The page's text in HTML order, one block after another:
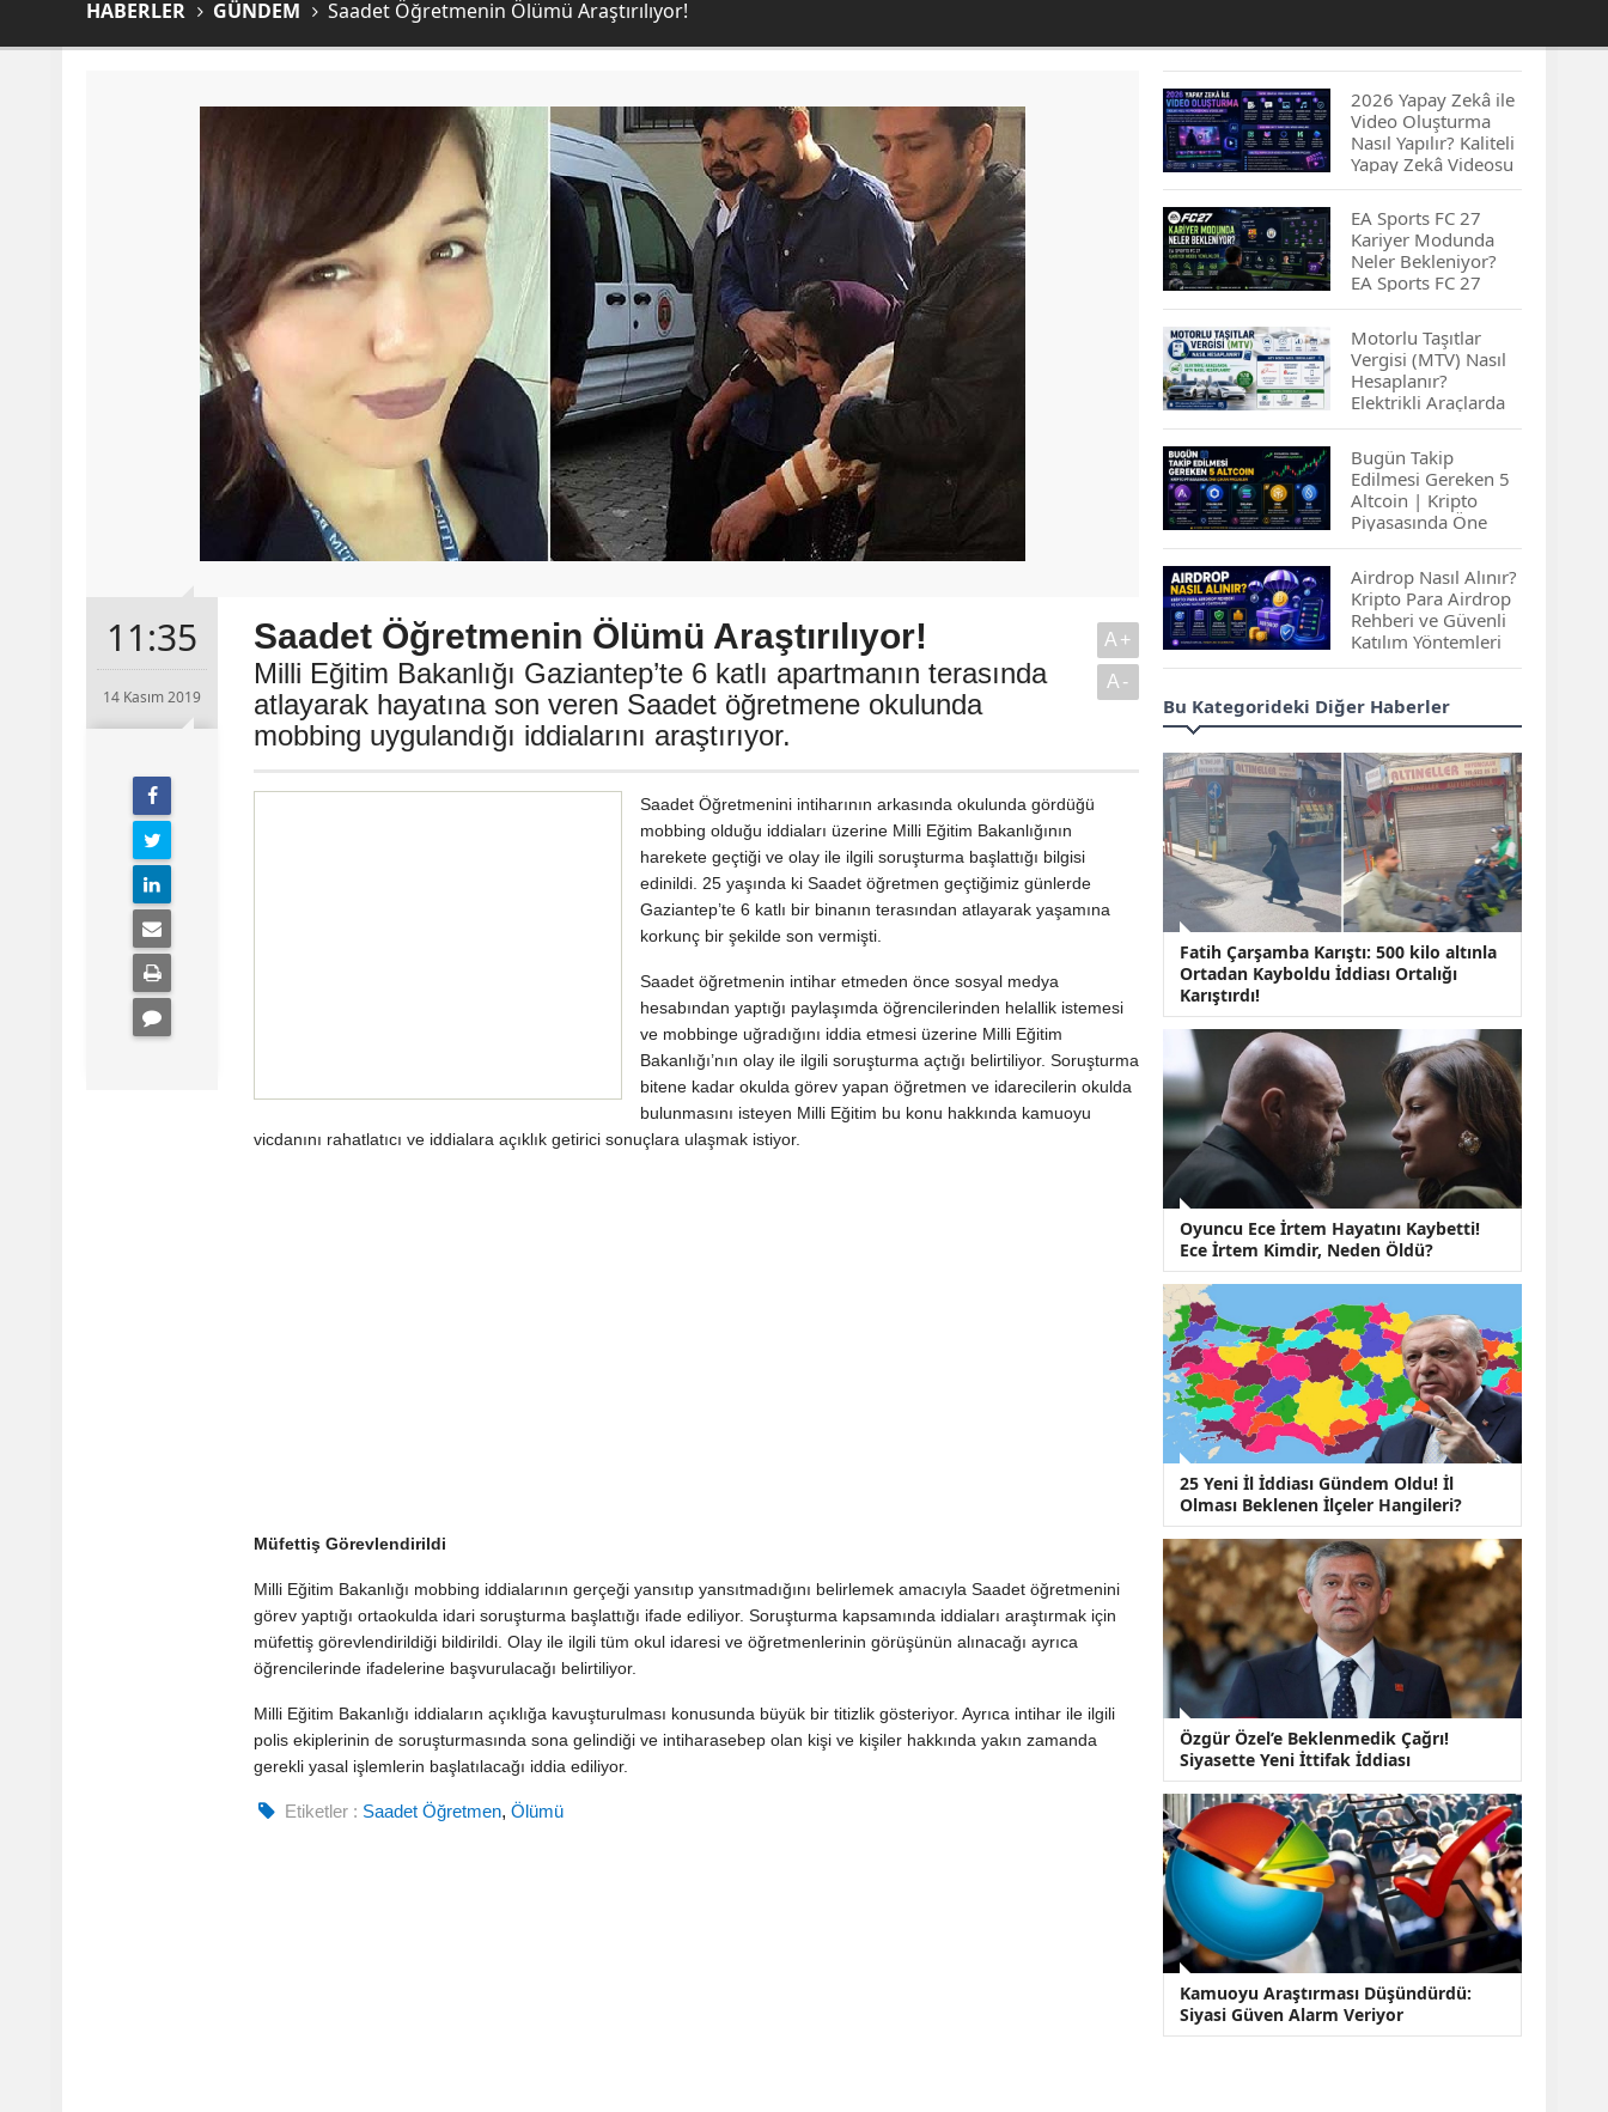
HABERLER GÜNDEM Saadet Öğretmenin Ölümü Araştırılıyor!
11:35
14 Kasım 2019
Saadet Öğretmenin Ölümü Araştırılıyor!
Milli Eğitim Bakanlığı Gaziantep’te 6 katlı apartmanın terasında
atlayarak hayatına son veren Saadet öğretmene okulunda
mobbing uygulandığı iddialarını araştırıyor.
A+
A-
Saadet Öğretmenini intiharının arkasında okulunda gördüğü
mobbing olduğu iddiaları üzerine Milli Eğitim Bakanlığının
harekete geçtiği ve olay ile ilgili soruşturma başlattığı bilgisi
edinildi. 25 yaşında ki Saadet öğretmen geçtiğimiz günlerde
Gaziantep’te 6 katlı bir binanın terasından atlayarak yaşamına
korkunç bir şekilde son vermişti.
Saadet öğretmenin intihar etmeden önce sosyal medya
hesabından yaptığı paylaşımda öğrencilerinden helallik istemesi
ve mobbinge uğradığını iddia etmesi üzerine Milli Eğitim
Bakanlığı’nın olay ile ilgili soruşturma açtığı belirtiliyor. Soruşturma
bitene kadar okulda görev yapan öğretmen ve idarecilerin okulda
bulunmasını isteyen Milli Eğitim bu konu hakkında kamuoyu
vicdanını rahatlatıcı ve iddialara açıklık getirici sonuçlara ulaşmak istiyor.
Müfettiş Görevlendirildi
Milli Eğitim Bakanlığı mobbing iddialarının gerçeği yansıtıp yansıtmadığını belirlemek amacıyla Saadet öğretmenini
görev yaptığı ortaokulda idari soruşturma başlattığı ifade ediliyor. Soruşturma kapsamında iddiaları araştırmak için
müfettiş görevlendirildiği bildirildi. Olay ile ilgili tüm okul idaresi ve öğretmenlerinin görüşünün alınacağı ayrıca
öğrencilerinde ifadelerine başvurulacağı belirtiliyor.
Milli Eğitim Bakanlığı iddiaların açıklığa kavuşturulması konusunda büyük bir titizlik gösteriyor. Ayrıca intihar ile ilgili
polis ekiplerinin de soruşturmasında sona gelindiği ve intiharasebep olan kişi ve kişiler hakkında yakın zamanda
gerekli yasal işlemlerin başlatılacağı iddia ediliyor.
Etiketler : Saadet Öğretmen,Ölümü
2026 Yapay Zekâ ile
Video Oluşturma
Nasıl Yapılır? Kaliteli
Yapay Zekâ Videosu
Hazırlamanın
İpuçları...
EA Sports FC 27
Kariyer Modunda
Neler Bekleniyor?
EA Sports FC 27
Kariyer Modu
Yenilikleri…
Motorlu Taşıtlar
Vergisi (MTV) Nasıl
Hesaplanır?
Elektrikli Araçlarda
MTV Nasıl
Hesaplanır? MTV
Borcu Nasıl
Sorgulanır?
Bugün Takip
Edilmesi Gereken 5
Altcoin | Kripto
Piyasasında Öne
Çıkan Projeler
Airdrop Nasıl Alınır?
Kripto Para Airdrop
Rehberi ve Güvenli
Katılım Yöntemleri
Spot ve Vadeli İşlem
Arasındaki Farklar |
İçin Daha Uygun?
ABD-İran Anlaşması
Sonrası Altın Rekora
Koştu, Petrol
Fiyatları Sert Düştü
Temmuz 2026 Maaş
Zammı Netleşiyor!
Memur, Emekli ve
Yeni Oranlar
KOSGEB’den
KOBİ’lere Dev
Finansman Hamlesi:
36 Ay Vadeli 30
Milyon TL Destek
Emekli Maaşlarında
Temmuz Hesabı:
Zam Oranı ve Taban
Aylık İçin Yeni
Senaryolar
Bu Kategorideki Diğer Haberler
Fatih Çarşamba Karıştı: 500 kilo altınla
Ortadan Kayboldu İddiası Ortalığı
Karıştırdı!
Oyuncu Ece İrtem Hayatını Kaybetti!
Ece İrtem Kimdir, Neden Öldü?
25 Yeni İl İddiası Gündem Oldu! İl
Olması Beklenen İlçeler Hangileri?
Özgür Özel’e Beklenmedik Çağrı!
Siyasette Yeni İttifak İddiası
Kamuoyu Araştırması Düşündürdü:
Siyasi Güven Alarm Veriyor